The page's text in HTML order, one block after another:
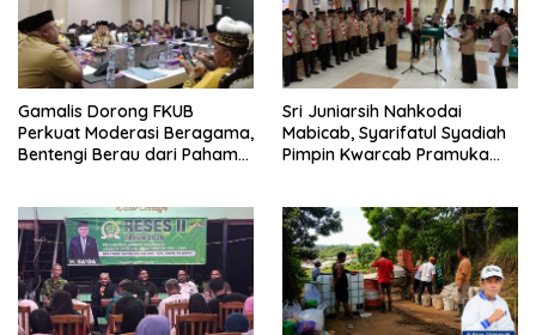
Gamalis Dorong FKUB
Perkuat Moderasi Beragama,
Bentengi Berau dari Paham
Sri Juniarsih Nahkodai
Mabicab, Syarifatul Syadiah
Pimpin Kwarcab Pramuka